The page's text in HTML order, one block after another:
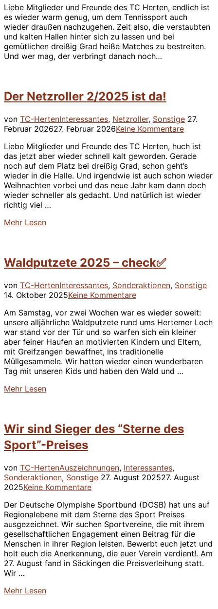
Liebe Mitglieder und Freunde des TC Herten, endlich ist
es wieder warm genug, um dem Tennissport auch
wieder draußen nachzugehen. Zeit also, die verstaubten
und kalten Hallen hinter sich zu lassen und bei
gemütlichen dreißig Grad heiße Matches zu bestreiten.
Und wer mag, der verbringt danach noch…
Der Netzroller 2/2025 ist da!
von TC-HertenInteressantes, Netzroller, Sonstige 27.
Februar 202627. Februar 2026Keine Kommentare
Liebe Mitglieder und Freunde des TC Herten, huch ist
das jetzt aber wieder schnell kalt geworden. Gerade
noch auf dem Platz bei dreißig Grad, schon geht’s
wieder in die Halle. Und irgendwie ist auch schon wieder
Weihnachten vorbei und das neue Jahr kam dann doch
wieder schneller als gedacht. Und natürlich ist wieder
richtig viel …
Mehr über
ist
da!”
Lesen
Waldputzete 2025 – check✅
von TC-HertenInteressantes, Sonderaktionen, Sonstige
14. Oktober 2025Keine Kommentare
Am Samstag, vor zwei Wochen war es wieder soweit:
unsere alljährliche Waldputzete rund ums Hertemer Loch
war stand vor der Tür und so warfen sich ein kleiner
aber feiner Haufen an motivierten Kindern und Eltern,
mit Greifzangen bewaffnet, ins traditionelle
Müllgesammele. Wir hatten wieder einen wunderbaren
Tag mit unseren Kids und haben den Wald und …
Mehr über
check✅”
Lesen
Wir sind Sieger des “Sterne des
Sport”-Preises
von TC-HertenAuszeichnungen, Interessantes,
Sonderaktionen, SonstigeVeröffentlicht
27. August 202527. August
2025Keine Kommentare
Der Deutsche Olympishe Sportbund (DOSB) hat uns auf
Regionalebene mit dem Sterne des Sport Preises
ausgezeichnet. Wir suchen Sportvereine, die mit ihrem
gesellschaftlichen Engagement einen Beitrag für die
Menschen in ihrer Region leisten. Bewerbt euch jetzt und
holt euch die Anerkennung, die euer Verein verdient!. Am
27. August fand in Säckingen die Preisverleihung statt.
Wir …
Mehr über
Lesen